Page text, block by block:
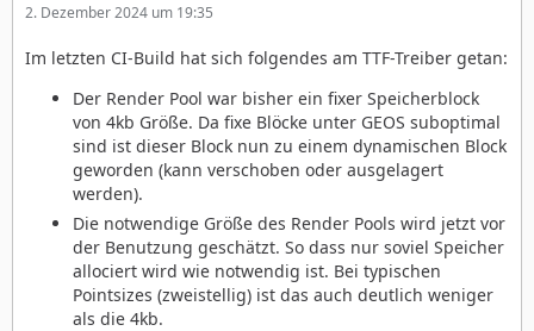
2. Dezember 2024 um 19:35
Im letzten CI-Build hat sich folgendes am TTF-Treiber getan:
Der Render Pool war bisher ein fixer Speicherblock
von 4kb Größe. Da fixe Blöcke unter GEOS suboptimal
sind ist dieser Block nun zu einem dynamischen Block
geworden (kann verschoben oder ausgelagert
werden).
Die notwendige Größe des Render Pools wird jetzt vor
der Benutzung geschätzt. So dass nur soviel Speicher
allociert wird wie notwendig ist. Bei typischen
Pointsizes (zweistellig) ist das auch deutlich weniger
als die 4kb.